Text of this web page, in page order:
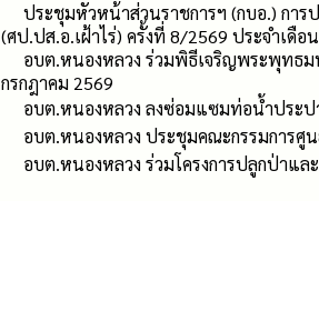
ประชุมหัวหน้าส่วนราชการฯ (กบอ.) การ
(ศป.ปส.อ.เฝ้าไร่) ครั้งที่ 8/2569 ประจำเดือ
อบต.หนองหลวง ร่วมพิธีเจริญพระพุทธ
กรกฎาคม 2569
อบต.หนองหลวง ลงซ่อมแซมท่อน้ำประ
อบต.หนองหลวง ประชุมคณะกรรมการศู
อบต.หนองหลวง ร่วมโครงการปลูกป่าแ